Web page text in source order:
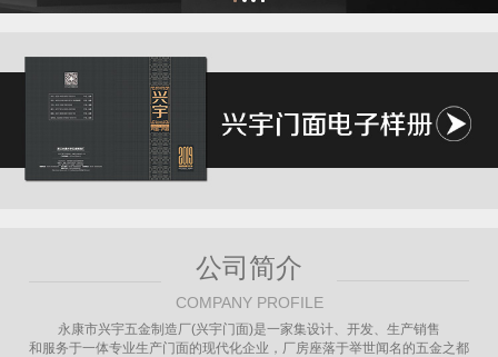
公司简介
COMPANY PROFILE
永康市兴宇五金制造厂(兴宇门面)是一家集设计、开发、生产销售
和服务于一体专业生产门面的现代化企业，厂房座落于举世闻名的五金之都